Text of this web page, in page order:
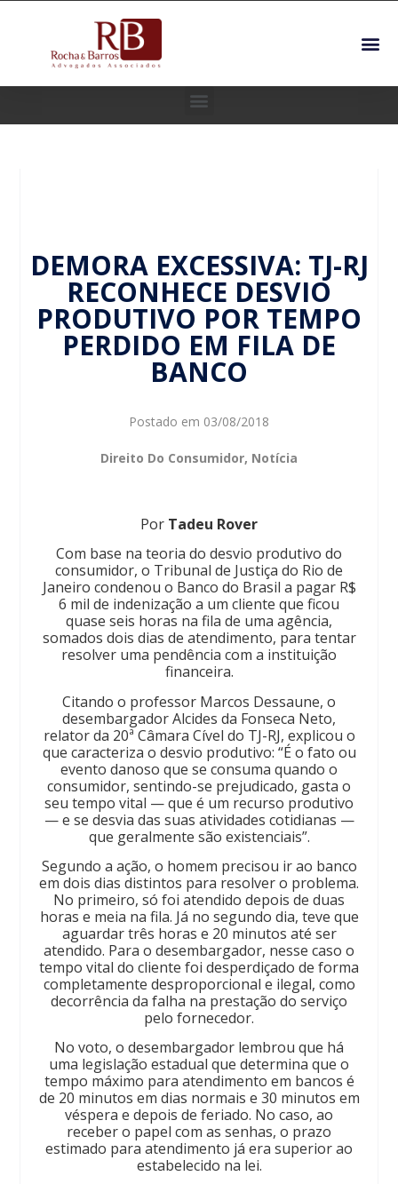
DEMORA EXCESSIVA: TJ-RJ
RECONHECE DESVIO
PRODUTIVO POR TEMPO
PERDIDO EM FILA DE
BANCO
Postado em 03/08/2018
Direito Do Consumidor, Notícia
Por Tadeu Rover
Com base na teoria do desvio produtivo do
consumidor, o Tribunal de Justiça do Rio de
Janeiro condenou o Banco do Brasil a pagar R$
6 mil de indenização a um cliente que ficou
quase seis horas na fila de uma agência,
somados dois dias de atendimento, para tentar
resolver uma pendência com a instituição
financeira.
Citando o professor Marcos Dessaune, o
desembargador Alcides da Fonseca Neto,
relator da 20ª Câmara Cível do TJ-RJ, explicou o
que caracteriza o desvio produtivo: “É o fato ou
evento danoso que se consuma quando o
consumidor, sentindo-se prejudicado, gasta o
seu tempo vital — que é um recurso produtivo
— e se desvia das suas atividades cotidianas —
que geralmente são existenciais”.
Segundo a ação, o homem precisou ir ao banco
em dois dias distintos para resolver o problema.
No primeiro, só foi atendido depois de duas
horas e meia na fila. Já no segundo dia, teve que
aguardar três horas e 20 minutos até ser
atendido. Para o desembargador, nesse caso o
tempo vital do cliente foi desperdiçado de forma
completamente desproporcional e ilegal, como
decorrência da falha na prestação do serviço
pelo fornecedor.
No voto, o desembargador lembrou que há
uma legislação estadual que determina que o
tempo máximo para atendimento em bancos é
de 20 minutos em dias normais e 30 minutos em
véspera e depois de feriado. No caso, ao
receber o papel com as senhas, o prazo
estimado para atendimento já era superior ao
estabelecido na lei.